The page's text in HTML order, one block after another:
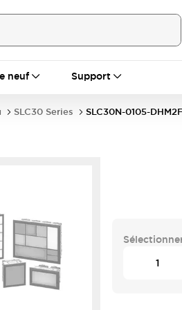
neuf Support
SLC30 Series SLC30N-0105-